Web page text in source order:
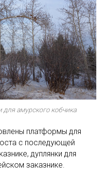
для амурского кобчика
платформы для
с последующей
дуплянки для
заказнике.